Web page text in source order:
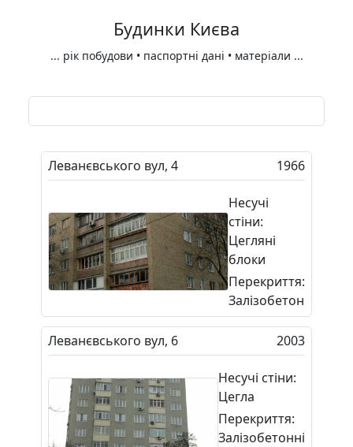
Будинки Києва
... рік побудови • паспортні дані • матеріали ...
Леванєвського вул, 4 1966
Несучі
стіни:
Цегляні
блоки
Перекриття:
Залізобетон
Леванєвського вул, 6 2003
Несучі стіни:
Цегла
Перекриття:
Залізобетонні